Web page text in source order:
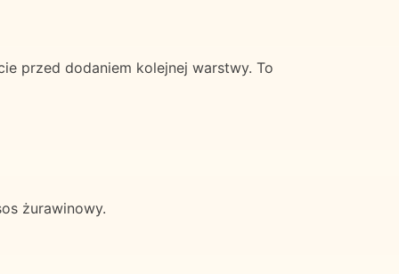
przed dodaniem kolejnej warstwy. To
żurawinowy.